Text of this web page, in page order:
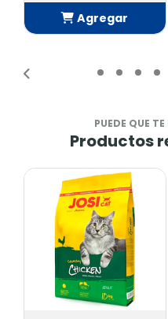
Agregar
PUEDE QUE
Productos